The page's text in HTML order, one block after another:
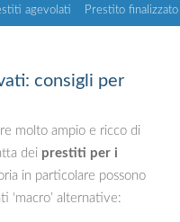
agevolati Prestito finalizzato
consigli per
molto ampio e ricco di
dei prestiti per i
in particolare possono
‘macro’ alternative: